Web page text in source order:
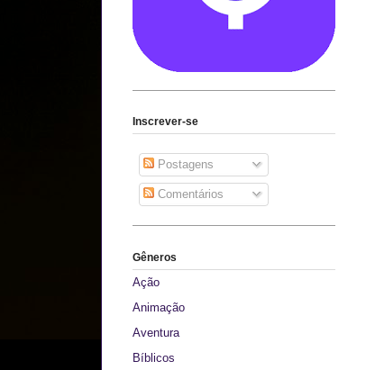
Inscrever-se
Postagens
Comentários
Gêneros
Ação
Animação
Aventura
Bíblicos